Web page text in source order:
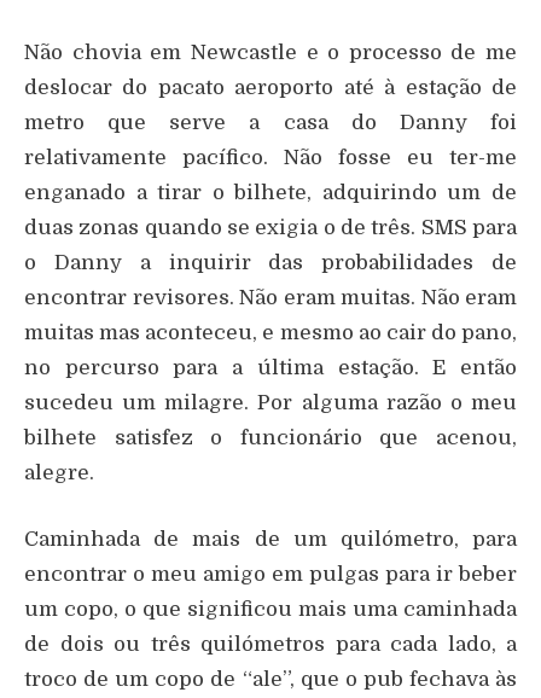
Não chovia em Newcastle e o processo de me
deslocar do pacato aeroporto até à estação de
metro que serve a casa do Danny foi
relativamente pacífico. Não fosse eu ter-me
enganado a tirar o bilhete, adquirindo um de
duas zonas quando se exigia o de três. SMS para
o Danny a inquirir das probabilidades de
encontrar revisores. Não eram muitas. Não eram
muitas mas aconteceu, e mesmo ao cair do pano,
no percurso para a última estação. E então
sucedeu um milagre. Por alguma razão o meu
bilhete satisfez o funcionário que acenou,
alegre.
Caminhada de mais de um quilómetro, para
encontrar o meu amigo em pulgas para ir beber
um copo, o que significou mais uma caminhada
de dois ou três quilómetros para cada lado, a
troco de um copo de “ale”, que o pub fechava às